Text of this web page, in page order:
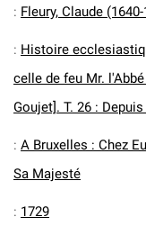
: Fleury, Claude
: Histoire
celle de feu Mr.
Goujet]. T. 26 :
: A Bruxelles : Chez
Sa Majesté
: 1729